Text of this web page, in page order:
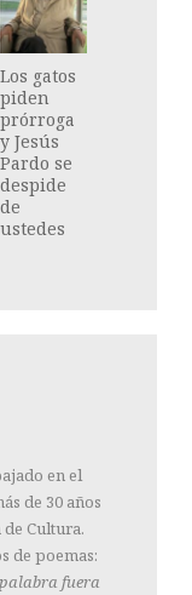
Los gatos
piden
prórroga
y Jesús
Pardo se
despide
de
ustedes
en el
de 30 años
Cultura.
de poemas:
fuera